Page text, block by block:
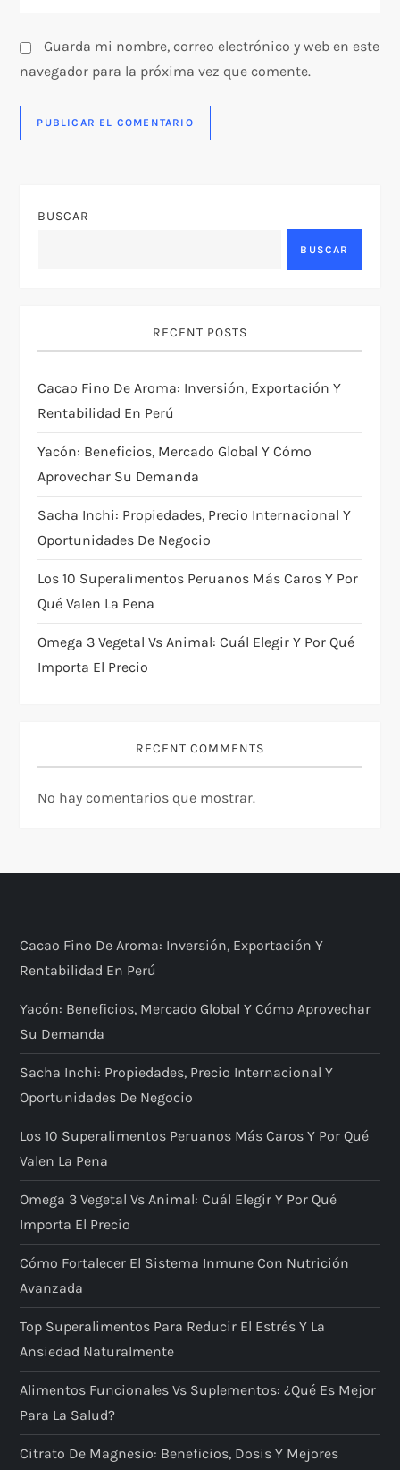
a
s
Guarda mi nombre, correo electrónico y web en este
navegador para la próxima vez que comente.
BUSCAR
BUSCAR
RECENT POSTS
Cacao Fino De Aroma: Inversión, Exportación Y
Rentabilidad En Perú
Yacón: Beneficios, Mercado Global Y Cómo
Aprovechar Su Demanda
Sacha Inchi: Propiedades, Precio Internacional Y
Oportunidades De Negocio
Los 10 Superalimentos Peruanos Más Caros Y Por
Qué Valen La Pena
Omega 3 Vegetal Vs Animal: Cuál Elegir Y Por Qué
Importa El Precio
RECENT COMMENTS
No hay comentarios que mostrar.
Cacao Fino De Aroma: Inversión, Exportación Y
Rentabilidad En Perú
Yacón: Beneficios, Mercado Global Y Cómo Aprovechar
Su Demanda
Sacha Inchi: Propiedades, Precio Internacional Y
Oportunidades De Negocio
Los 10 Superalimentos Peruanos Más Caros Y Por Qué
Valen La Pena
Omega 3 Vegetal Vs Animal: Cuál Elegir Y Por Qué
Importa El Precio
Cómo Fortalecer El Sistema Inmune Con Nutrición
Avanzada
Top Superalimentos Para Reducir El Estrés Y La
Ansiedad Naturalmente
Alimentos Funcionales Vs Suplementos: ¿qué Es Mejor
Para La Salud?
Citrato De Magnesio: Beneficios, Dosis Y Mejores